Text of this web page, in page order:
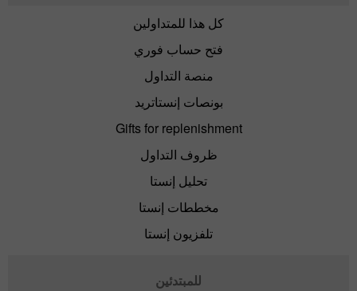
كل هذا للمتداولين
فتح حساب فوري
منصة التداول
بونصات إنستاتريد
Gifts for replenishment
ظروف التداول
تحليل إنستا
مخططات إنستا
تلفزيون إنستا
للمبتدئين